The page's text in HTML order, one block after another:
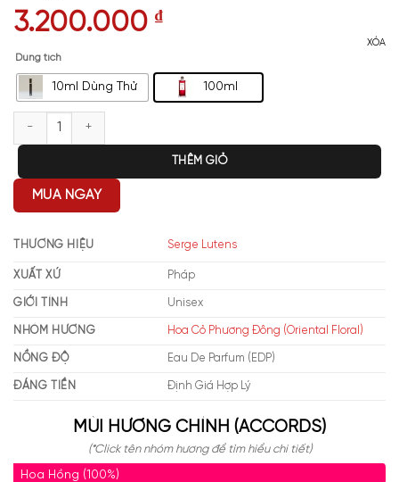
3.200.000 ₫
Dung tích
10ml Dùng Thử 100ml
XÓA
Serge Lutens La Fille De Berlin EDP số lượng
THÊM GIỎ
MUA NGAY
THƯƠNG HIỆU Serge Lutens
XUẤT XỨ Pháp
GIỚI TÍNH Unisex
NHÓM HƯƠNG Hoa Cỏ Phương Đông (Oriental Floral)
NỒNG ĐỘ Eau De Parfum (EDP)
ĐÁNG TIỀN Định Giá Hợp Lý
MÙI HƯƠNG CHÍNH (ACCORDS)
(*Click tên nhóm hương để tìm hiểu chi tiết)
Hoa Hồng (100%)